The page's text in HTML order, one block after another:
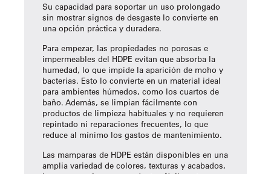
Su capacidad para soportar un uso prolongado
sin mostrar signos de desgaste lo convierte en
una opción práctica y duradera.
Para empezar, las propiedades no porosas e
impermeables del HDPE evitan que absorba la
humedad, lo que impide la aparición de moho y
bacterias. Esto lo convierte en un material ideal
para ambientes húmedos, como los cuartos de
baño. Además, se limpian fácilmente con
productos de limpieza habituales y no requieren
repintado ni reparaciones frecuentes, lo que
reduce al mínimo los gastos de mantenimiento.
Las mamparas de HDPE están disponibles en una
amplia variedad de colores, texturas y acabados,